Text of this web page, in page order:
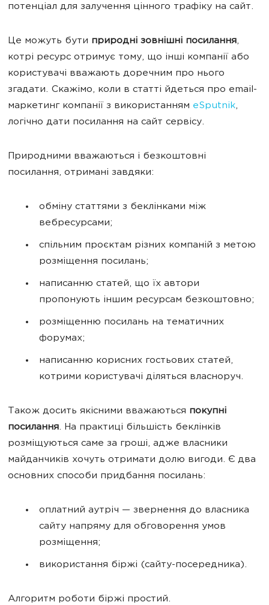
потенціал для залучення цінного трафіку на сайт.
Це можуть бути природні зовнішні посилання,
котрі ресурс отримує тому, що інші компанії або
користувачі вважають доречним про нього
згадати. Скажімо, коли в статті йдеться про email-
маркетинг компанії з використанням eSputnik,
логічно дати посилання на сайт сервісу.
Природними вважаються і безкоштовні
посилання, отримані завдяки:
обміну статтями з беклінками між
вебресурсами;
спільним проєктам різних компаній з метою
розміщення посилань;
написанню статей, що їх автори
пропонують іншим ресурсам безкоштовно;
розміщенню посилань на тематичних
форумах;
написанню корисних гостьових статей,
котрими користувачі діляться власноруч.
Також досить якісними вважаються покупні
посилання. На практиці більшість беклінків
розміщуються саме за гроші, адже власники
майданчиків хочуть отримати долю вигоди. Є два
основних способи придбання посилань:
оплатний аутріч — звернення до власника
сайту напряму для обговорення умов
розміщення;
використання біржі (сайту-посередника).
Алгоритм роботи біржі простий.